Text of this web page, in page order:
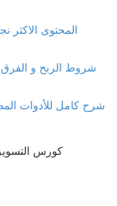
المحتوى الاكثر
شروط الربح و الفرق
شرح كامل للأدوات
كورس